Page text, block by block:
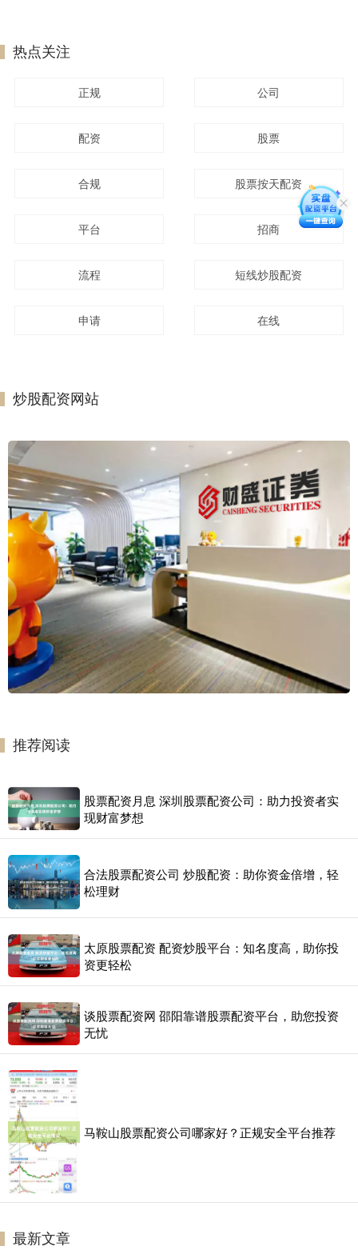
热点关注
正规 公司
配资 股票
合规 股票按天配资
平台 招商
流程 短线炒股配资
申请 在线
炒股配资网站
推荐阅读
股票配资月息 深圳股票配资公司：助力投资者实
现财富梦想
合法股票配资公司 炒股配资：助你资金倍增，轻
松理财
太原股票配资 配资炒股平台：知名度高，助你投
资更轻松
谈股票配资网 邵阳靠谱股票配资平台，助您投资
无忧
马鞍山股票配资公司哪家好？正规安全平台推荐
最新文章